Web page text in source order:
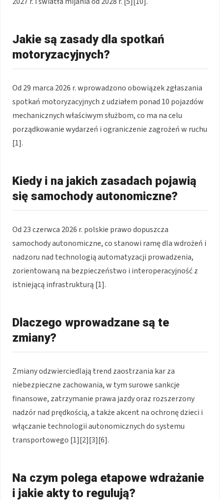
Jakie są zasady dla spotkań
motoryzacyjnych?
Od 29 marca 2026 r. wprowadzono obowiązek zgłaszania
spotkań motoryzacyjnych z udziałem ponad 10 pojazdów
mechanicznych właściwym służbom, co ma na celu
porządkowanie wydarzeń i ograniczenie zagrożeń w ruchu
[1].
Kiedy i na jakich zasadach pojawią
się samochody autonomiczne?
Od 23 czerwca 2026 r. polskie prawo dopuszcza
samochody autonomiczne, co stanowi ramę dla wdrożeń i
nadzoru nad technologią automatyzacji prowadzenia,
zorientowaną na bezpieczeństwo i interoperacyjność z
istniejącą infrastrukturą [1].
Dlaczego wprowadzane są te
zmiany?
Zmiany odzwierciedlają trend zaostrzania kar za
niebezpieczne zachowania, w tym surowe sankcje
finansowe, zatrzymanie prawa jazdy oraz rozszerzony
nadzór nad prędkością, a także akcent na ochronę dzieci i
włączanie technologii autonomicznych do systemu
transportowego [1][2][3][6].
Na czym polega etapowe wdrażanie
i jakie akty to regulują?